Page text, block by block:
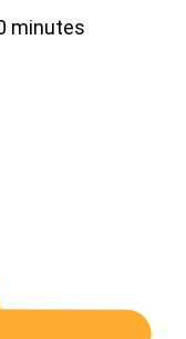
minutes